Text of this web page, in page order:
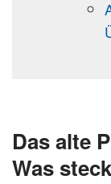
Das alte
Was